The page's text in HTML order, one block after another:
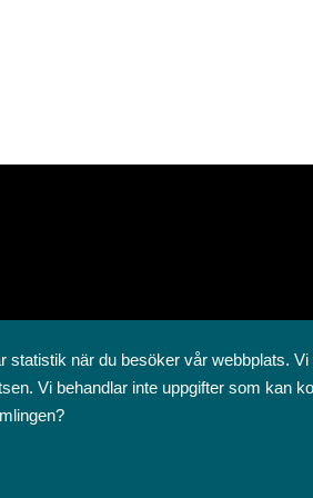
statistik när du besöker vår webbplats.
Vi behandlar inte uppgifter som kan